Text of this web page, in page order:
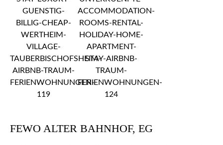
FEWO ALTER BAHNHOF, EG